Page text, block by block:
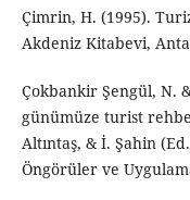
Çimrin, H. (1995).
Akdeniz Kitabevi,
Çokbankir Şengül, N.
günümüze turist
Altıntaş, & İ. Şahin
Öngörüler ve